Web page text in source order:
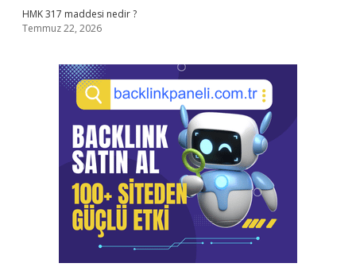
HMK 317 maddesi nedir ?
Temmuz 22, 2026